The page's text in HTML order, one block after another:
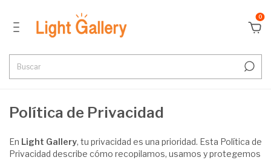
0
Política de Privacidad
En Light Gallery, tu privacidad es una prioridad. Esta Política de
Privacidad describe cómo recopilamos, usamos y protegemos